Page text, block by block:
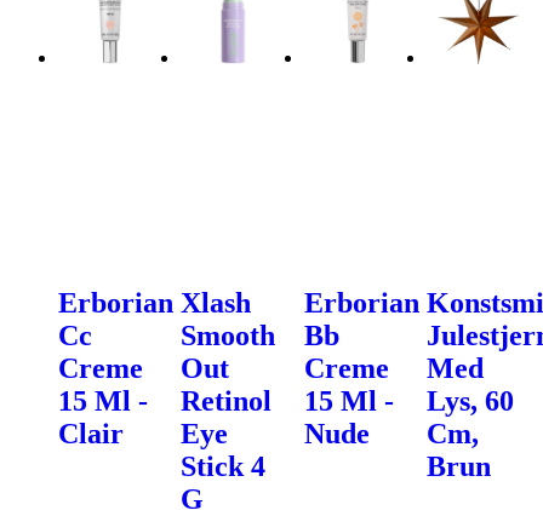
Erborian
Cc
Creme
15 Ml -
Clair
Xlash
Smooth
Out
Retinol
Eye
Stick 4
G
Erborian
Bb
Creme
15 Ml -
Nude
Med
Lys, 60
Cm,
Brun